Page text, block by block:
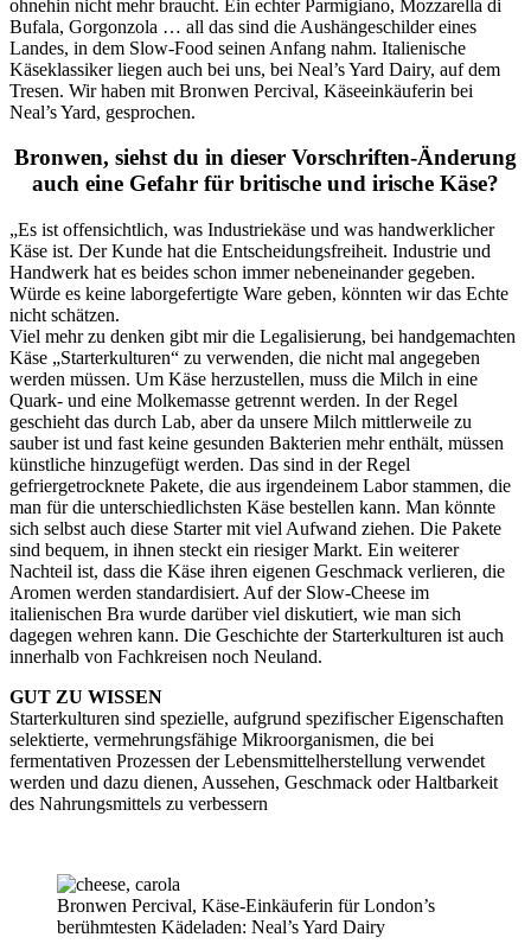
ohnehin nicht mehr braucht. Ein echter Parmigiano, Mozzarella di
Bufala, Gorgonzola … all das sind die Aushängeschilder eines
Landes, in dem Slow-Food seinen Anfang nahm. Italienische
Käseklassiker liegen auch bei uns, bei Neal’s Yard Dairy, auf dem
Tresen. Wir haben mit Bronwen Percival, Käseeinkäuferin bei
Neal’s Yard, gesprochen.
Bronwen, siehst du in dieser Vorschriften-Änderung
auch eine Gefahr für britische und irische Käse?
„Es ist offensichtlich, was Industriekäse und was handwerklicher
Käse ist. Der Kunde hat die Entscheidungsfreiheit. Industrie und
Handwerk hat es beides schon immer nebeneinander gegeben.
Würde es keine laborgefertigte Ware geben, könnten wir das Echte
nicht schätzen.
Viel mehr zu denken gibt mir die Legalisierung, bei handgemachten
Käse „Starterkulturen“ zu verwenden, die nicht mal angegeben
werden müssen. Um Käse herzustellen, muss die Milch in eine
Quark- und eine Molkemasse getrennt werden. In der Regel
geschieht das durch Lab, aber da unsere Milch mittlerweile zu
sauber ist und fast keine gesunden Bakterien mehr enthält, müssen
künstliche hinzugefügt werden. Das sind in der Regel
gefriergetrocknete Pakete, die aus irgendeinem Labor stammen, die
man für die unterschiedlichsten Käse bestellen kann. Man könnte
sich selbst auch diese Starter mit viel Aufwand ziehen. Die Pakete
sind bequem, in ihnen steckt ein riesiger Markt. Ein weiterer
Nachteil ist, dass die Käse ihren eigenen Geschmack verlieren, die
Aromen werden standardisiert. Auf der Slow-Cheese im
italienischen Bra wurde darüber viel diskutiert, wie man sich
dagegen wehren kann. Die Geschichte der Starterkulturen ist auch
innerhalb von Fachkreisen noch Neuland.
GUT ZU WISSEN
Starterkulturen sind spezielle, aufgrund spezifischer Eigenschaften
selektierte, vermehrungsfähige Mikroorganismen, die bei
fermentativen Prozessen der Lebensmittelherstellung verwendet
werden und dazu dienen, Aussehen, Geschmack oder Haltbarkeit
des Nahrungsmittels zu verbessern
Bronwen Percival, Käse-Einkäuferin für London’s
berühmtesten Kädeladen: Neal’s Yard Dairy